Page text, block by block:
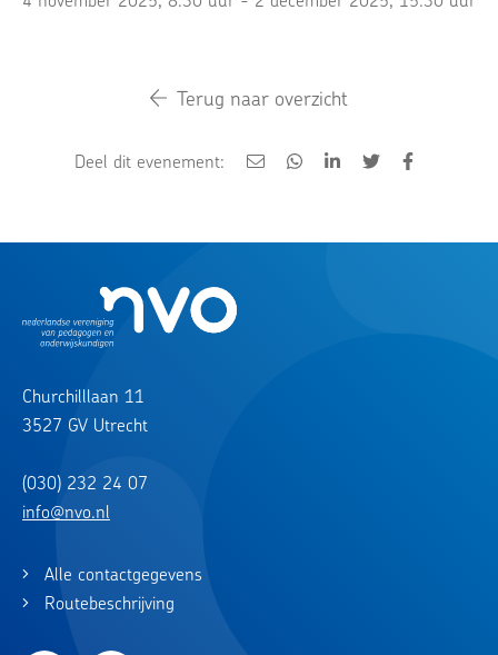
Terug naar overzicht
Deel dit evenement:
Churchilllaan 11
3527 GV Utrecht
(030) 232 24 07
info@nvo.nl
Alle contactgegevens
Routebeschrijving